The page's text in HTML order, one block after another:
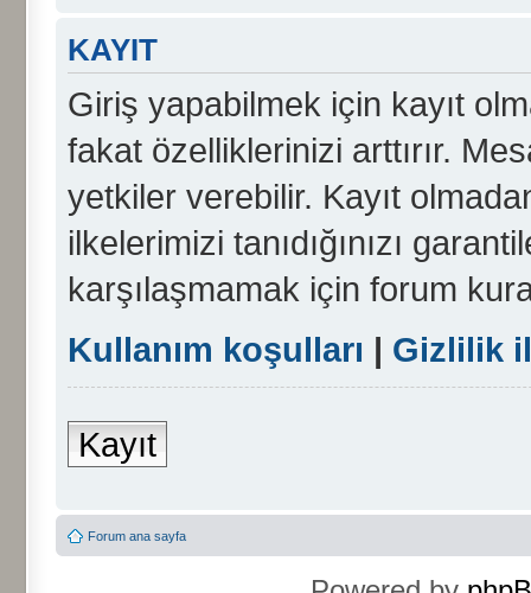
KAYIT
Giriş yapabilmek için kayıt
fakat özelliklerinizi arttırır.
yetkiler verebilir. Kayıt
ilkelerimizi tanıdığınızı
karşılaşmamak için forum
Kullanım koşulları | Gizlilik
Kayıt
Forum ana sayfa